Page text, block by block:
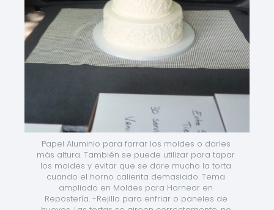
Papel Aluminio para forrar los moldes o darles
más altura. También se puede utilizar para tapar
los moldes y evitar que se dore mucho la torta
cuando el horno calienta demasiado. Tema
ampliado en Moldes para Hornear en
Repostería. -Rejilla para enfriar o paneles de